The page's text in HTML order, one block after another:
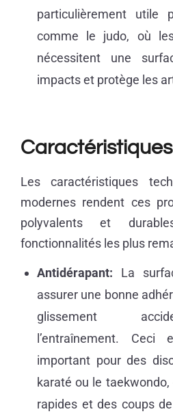
particulièrement utile
comme le judo, où
nécessitent une
impacts et protège les
Les caractéristiques
modernes rendent ces
polyvalents et
fonctionnalités les plus
Antidérapant: La
assurer une bonne
glissement
l’entraînement. Ceci
important pour des
karaté ou le
rapides et des coups